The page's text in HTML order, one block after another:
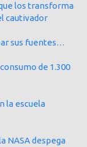
los transforma
cautivador
sus fuentes…
de 1.300
la escuela
NASA despega